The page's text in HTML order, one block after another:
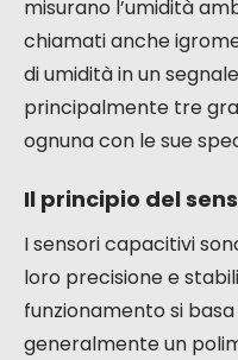
misurano l’umidità
chiamati anche
di umidità in un
principalmente tre
ognuna con le sue
Il principio del
I sensori capacitivi
loro precisione e
funzionamento si
generalmente un